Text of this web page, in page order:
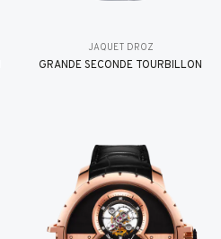
JAQUET DROZ
GRANDE SECONDE TOURBILLON